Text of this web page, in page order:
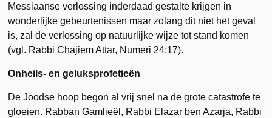
Messiaanse verlossing inderdaad gestalte krijgen in
wonderlijke gebeurtenissen maar zolang dit niet het geval
is, zal de verlossing op natuurlijke wijze tot stand komen
(vgl. Rabbi Chajiem Attar, Numeri 24:17).
Onheils- en geluksprofetieën
De Joodse hoop begon al vrij snel na de grote catastrofe te
gloeien. Rabban Gamlieël, Rabbi Elazar ben Azarja, Rabbi